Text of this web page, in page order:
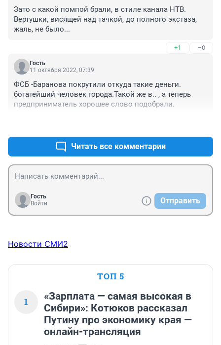
Зато с какой помпой брали, в стиле канала НТВ.
Вертушки, висящей над тачкой, до полного экстаза,
жаль, не было...
+1 –0
Гость
11 октября 2022, 07:39
ФСБ -Баранова покрутили откуда такие деньги.
богатейший человек города.Такой же в.. , а теперь
предприниматель хорошее слово подобрали.
Читать все комментарии
Гость
Войти
Отправить
Новости СМИ2
ТОП 5
1
«Зарплата — самая высокая в
Сибири»: Котюков рассказал
Путину про экономику края —
онлайн-трансляция